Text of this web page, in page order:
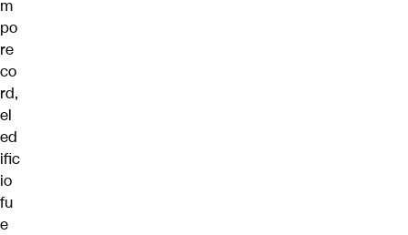
m
po
re
co
rd,
el
ed
ific
io
fu
e